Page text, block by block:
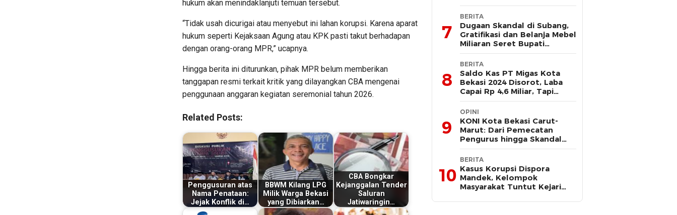
hukum akan menindaklanjuti temuan tersebut.
“Tidak usah dicurigai atau menyebut ini lahan korupsi. Karena aparat
hukum seperti Kejaksaan Agung atau KPK pasti takut berhadapan
dengan orang-orang MPR,” ucapnya.
Hingga berita ini diturunkan, pihak MPR belum memberikan
tanggapan resmi terkait kritik yang dilayangkan CBA mengenai
penggunaan anggaran kegiatan seremonial tahun 2026.
Related Posts:
Penggusuran atas
Nama Penataan:
Jejak Konflik di…
BBWM Kilang LPG
Milik Warga Bekasi
yang Dibiarkan…
CBA Bongkar
Kejanggalan Tender
Saluran
Jatiwaringin…
7
BERITA
Dugaan Skandal di Subang,
Gratifikasi dan Belanja Mebel
Miliaran Seret Bupati
Reynaldi
8
BERITA
Saldo Kas PT Migas Kota
Bekasi 2024 Disorot, Laba
Capai Rp 4,6 Miliar, Tapi
Hanya Tersisa Rp 13 Juta
9
OPINI
KONI Kota Bekasi Carut-
Marut: Dari Pemecatan
Pengurus hingga Skandal
Dana Hibah
10
BERITA
Kasus Korupsi Dispora
Mandek, Kelompok
Masyarakat Tuntut Kejari